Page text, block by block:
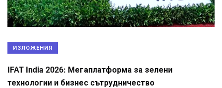
ИЗЛОЖЕНИЯ
IFAT India 2026: Мегаплатформа за зелени
технологии и бизнес сътрудничество